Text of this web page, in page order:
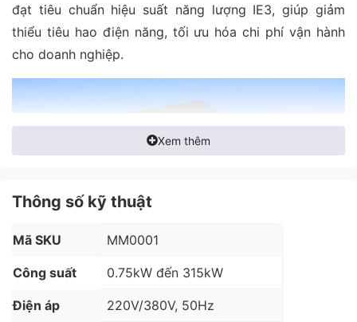
đạt tiêu chuẩn hiệu suất năng lượng IE3, giúp giảm
thiểu tiêu hao điện năng, tối ưu hóa chi phí vận hành
cho doanh nghiệp.
Xem thêm
Thông số kỹ thuật
Mã SKU MM0001
Công suất 0.75kW đến 315kW
Điện áp 220V/380V, 50Hz